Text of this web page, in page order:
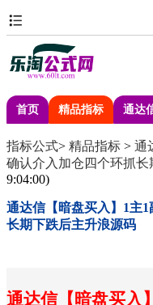
首页 精品指标 通达
指标公式> 精品指标 > 通
确认介入加仓四个环抓
9:04:00)
通达信【暗盘买入】1主
长期下跌后主升浪源码
通达信【暗盘买入